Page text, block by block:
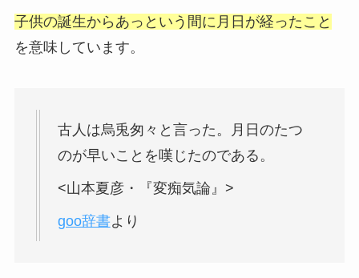
子供の誕生からあっという間に月日が経ったこと
を意味しています。
古人は烏兎匆々と言った。月日のたつ
のが早いことを嘆じたのである。
<山本夏彦・『変痴気論』>
goo辞書より